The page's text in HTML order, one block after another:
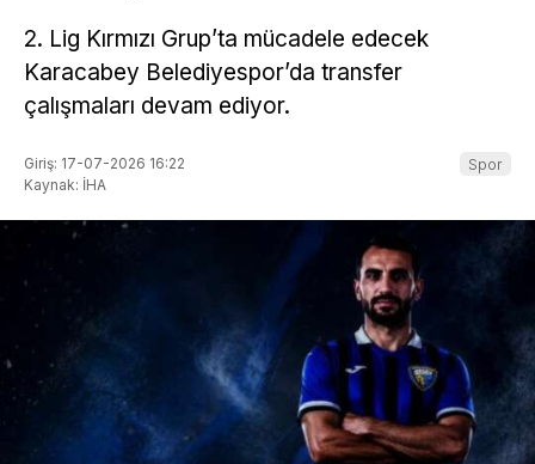
2. Lig Kırmızı Grup’ta mücadele edecek
Karacabey Belediyespor’da transfer
çalışmaları devam ediyor.
Giriş: 17-07-2026 16:22
Kaynak: İHA
Spor